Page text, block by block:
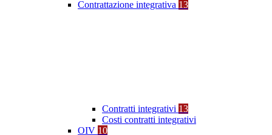
Contrattazione integrativa 13
Contratti integrativi 13
Costi contratti integrativi
OIV 10